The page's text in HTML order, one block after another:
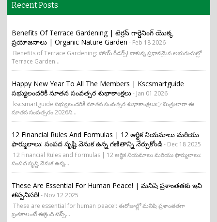
Recent Posts
Benefits Of Terrace Gardening | టెర్రస్ గార్డెనింగ్ యొక్క
ప్రయోజనాలు | Organic Nature Garden - Feb 18 2026
Benefits of Terrace Gardening: హాయ్ రీడర్స్! నాకున్న ప్రధానమైన అభురుచుల్లో
Terrace Garden...
Happy New Year To All The Members | Kscsmartguide
సభ్యులందరికీ నూతన సంవత్సర శుభాకాంక్షలు- Jan 01 2026
kscsmartguide సభ్యులందరికీ నూతన సంవత్సర శుభాకాంక్షలు👉మిత్రులారా ఈ
నూతన సంవత్సరం 2026ని...
12 Financial Rules And Formulas | 12 ఆర్థిక నియమాలు మరియు
ఫార్ములాలు: సంపద సృష్టి వెనుక ఉన్న గణితాన్ని నేర్చుకోండి- Dec 18 2025
12 Financial Rules and Formulas | 12 ఆర్థిక నియమాలు మరియు ఫార్ములాలు:
సంపద సృష్టి వెనుక ఉన్న...
These Are Essential For Human Peace! | మనిషి ప్రశాంతతకు ఇవి
తప్పనిసరి! - Nov 12 2025
These are essential for human peace!: ఈరోజుల్లో మనిషి ప్రశాంతతగా
బ్రతకాలంటే ఈక్రింది టిప్స్...